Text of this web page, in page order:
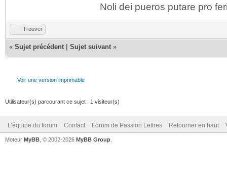
Noli dei pueros putare pro
Trouver
« Sujet précédent Sujet suivant »
Voir une version imprimable
Utilisateur(s) parcourant ce sujet : 1 visiteur(s)
L’équipe du forum Contact Forum de Passion Lettres Retourner en haut
Moteur MyBB , © 2002-2026 MyBB Group